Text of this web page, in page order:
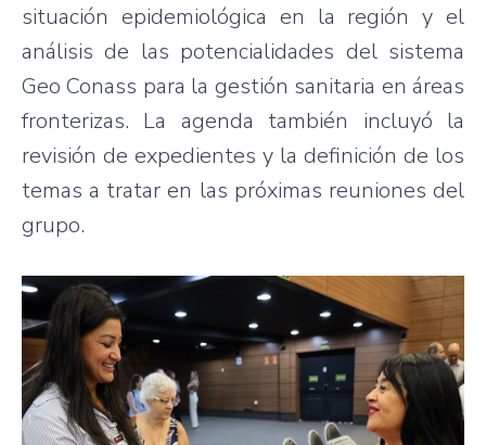
situación epidemiológica en la región y el
análisis de las potencialidades del sistema
Geo Conass para la gestión sanitaria en áreas
fronterizas. La agenda también incluyó la
revisión de expedientes y la definición de los
temas a tratar en las próximas reuniones del
grupo.